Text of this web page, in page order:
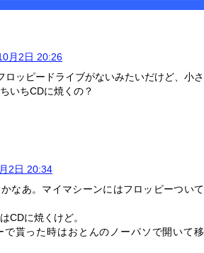
月2日 20:26
ロッピードライブがないみたいだけど、小さ
いちCDに焼くの？
2日 20:34
なあ。マイマシーンにはフロッピーついて
CDに焼くけど。
で貰った時はおとんのノーパソで開いて移